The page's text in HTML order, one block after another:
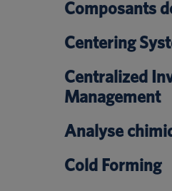
Composants
Centering
Centralized
Management
Analyse
Cold Forming